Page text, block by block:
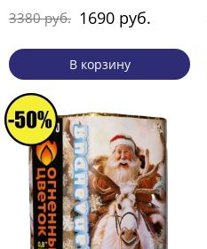
3380 руб. 1690 руб.
В корзину